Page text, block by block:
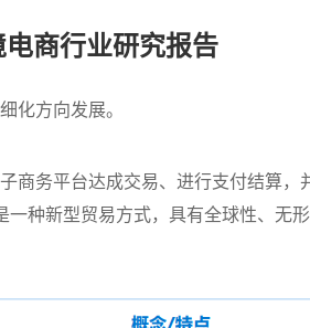
商行业研究报告
化方向发展。
商务平台达成交易、进行支付结算，
种新型贸易方式，具有全球性、无形